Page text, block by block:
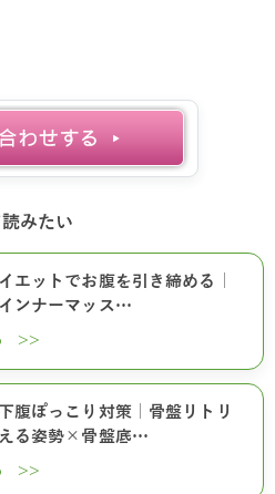
みたい
エットでお腹を引き締める｜
ンナーマッス…
>>
腹ぽっこり対策｜骨盤リトリ
る姿勢×骨盤底…
>>